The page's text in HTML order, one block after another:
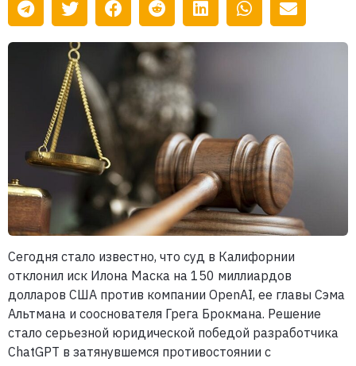
Сегодня стало известно, что суд в Калифорнии
отклонил иск Илона Маска на 150 миллиардов
долларов США против компании OpenAI, ее главы Сэма
Альтмана и сооснователя Грега Брокмана. Решение
стало серьезной юридической победой разработчика
ChatGPT в затянувшемся противостоянии с